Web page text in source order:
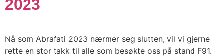
2023
Nå som Abrafati 2023 nærmer seg slutten, vil vi gjerne
rette en stor takk til alle som besøkte oss på stand F91.